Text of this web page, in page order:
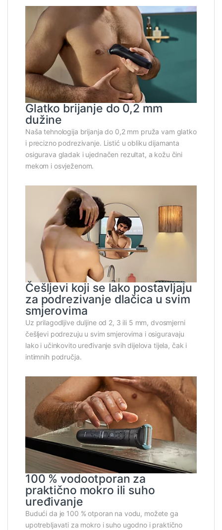
Glatko brijanje do 0,2 mm
dužine
Naša tehnologija brijanja do 0,2 mm pruža vam glatko
i precizno podrezivanje. Listić u obliku dijamanta
osigurava gladak i ujednačen rezultat, a kožu čini
mekom i osvježenom.
Češljevi koji se lako postavljaju
za podrezivanje dlačica u svim
smjerovima
Uz prilagodljive duljine od 2, 3 ili 5 mm, dvosmjerni
češljevi podrezuju u svim smjerovima i osiguravaju
lako i učinkovito uređivanje svih dijelova tijela, čak i
intimnih područja.
100 % vodootporan za
praktično mokro ili suho
uređivanje
Budući da je 100 % otporan na vodu, možete ga
upotrebljavati za mokro i suho ugodno i praktično